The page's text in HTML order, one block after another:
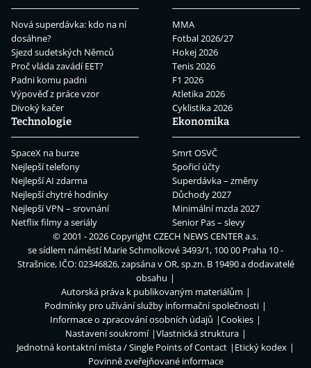
Nová superdávka: kdo na ní
dosáhne?
Sjezd sudetských Němců
Proč vláda zavádí EET?
Padni komu padni
Výpověď z práce vzor
Divoký kačer
MMA
Fotbal 2026/27
Hokej 2026
Tenis 2026
F1 2026
Atletika 2026
Cyklistika 2026
Technologie
SpaceX na burze
Nejlepší telefony
Nejlepší AI zdarma
Nejlepší chytré hodinky
Nejlepší VPN – srovnání
Netflix filmy a seriály
Ekonomika
Smrt OSVČ
Spořicí účty
Superdávka – změny
Důchody 2027
Minimální mzda 2027
Senior Pas – slevy
© 2001 - 2026 CopyrightCZECH NEWS CENTER a.s.
se sídlem náměstí Marie Schmolkové 3493/1, 100 00 Praha 10 -
Strašnice, IČO: 02346826, zapsána v OR, sp.zn. B 19490 a dodavatelé
obsahu
Autorská práva k publikovaným materiálům
Podmínky pro užívání služby informační společnosti
Informace o zpracování osobních údajů
Cookies
Nastavení soukromí
Vlastnická struktura
Jednotná kontaktní místa / Single Points of Contact
Etický kodex
Povinně zveřejňované informace